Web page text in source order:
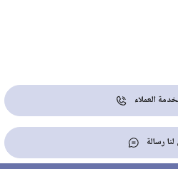
العملاء
رسالة